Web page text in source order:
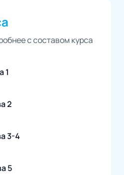
с составом курса
1
2
3-4
5